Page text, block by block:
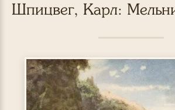
Шпицвег, Карл: